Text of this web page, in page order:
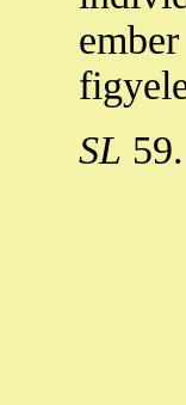
SL 59.